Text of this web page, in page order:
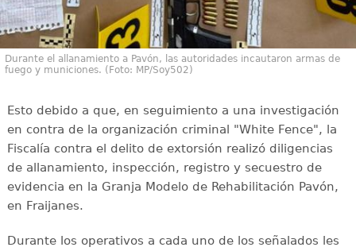
Durante el allanamiento a Pavón, las autoridades incautaron armas de
fuego y municiones. (Foto: MP/Soy502)
Esto debido a que, en seguimiento a una investigación
en contra de la organización criminal "White Fence", la
Fiscalía contra el delito de extorsión realizó diligencias
de allanamiento, inspección, registro y secuestro de
evidencia en la Granja Modelo de Rehabilitación Pavón,
en Fraijanes.
Durante los operativos a cada uno de los señalados les